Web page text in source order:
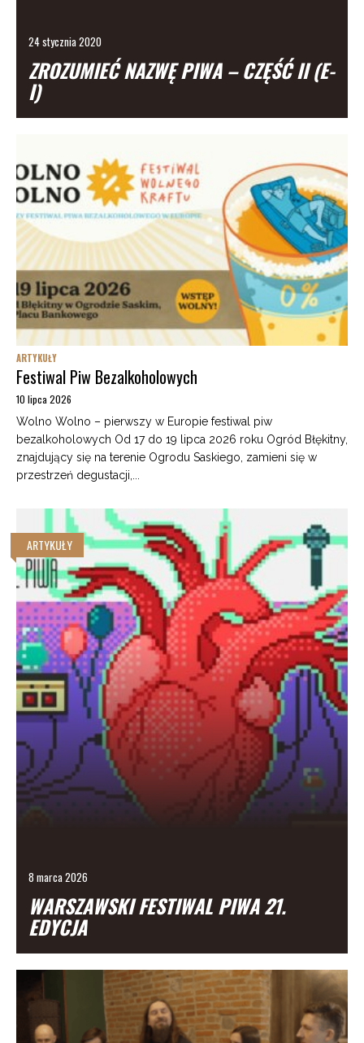
24 stycznia 2020
ZROZUMIEĆ NAZWĘ PIWA – CZĘŚĆ II (E-
I)
ARTYKUŁY
Festiwal Piw Bezalkoholowych
10 lipca 2026
Wolno Wolno – pierwszy w Europie festiwal piw
bezalkoholowych Od 17 do 19 lipca 2026 roku Ogród Błękitny,
znajdujący się na terenie Ogrodu Saskiego, zamieni się w
przestrzeń degustacji,...
ARTYKUŁY
8 marca 2026
WARSZAWSKI FESTIWAL PIWA 21.
EDYCJA